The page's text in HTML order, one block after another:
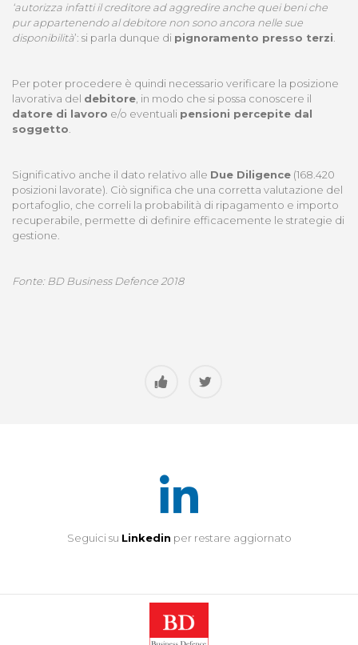
‘autorizza infatti il creditore ad aggredire anche quei beni che
pur appartenendo al debitore non sono ancora nelle sue
disponibilità’: si parla dunque di pignoramento presso terzi
Per poter procedere è quindi necessario verificare la posizione
lavorativa del debitore , in modo che si possa conoscere il
datore di lavoro e/o eventuali pensioni percepite dal
soggetto
Significativo anche il dato relativo alle Due Diligence (168.420
posizioni lavorate). Ciò significa che una corretta valutazione del
portafoglio, che correli la probabilità di ripagamento e importo
recuperabile, permette di definire efficacemente le strategie di
gestione.
Fonte: BD Business Defence 2018
Seguici su Linkedin per restare aggiornato